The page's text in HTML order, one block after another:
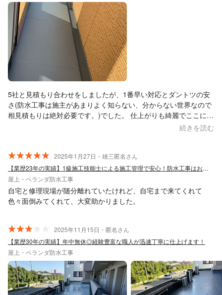
5社と見積もり合わせをしましたが、1番早い対応とダントツの安
さ(防水工事は施主があまりよく知らない、分からない世界なので
相見積もりは絶対必要です。)でした。 仕上がりも綺麗でここに依
続きを読む
2025年1月27日・雄三匿名さん
【業歴23年の実績】1級施工技能士による施工管理で安心！防水工事はお任せ下さい！
屋上・ベランダ防水工事
自宅と修理現場が随分離れていたけれど、自宅まで来てくれて
色々面倒みてくれて、大変助かりました。
2025年11月15日・匿名さん
【業歴30年の実績】年中無休◎経験豊富な職人が迅速丁寧に仕上げます！
屋上・ベランダ防水工事